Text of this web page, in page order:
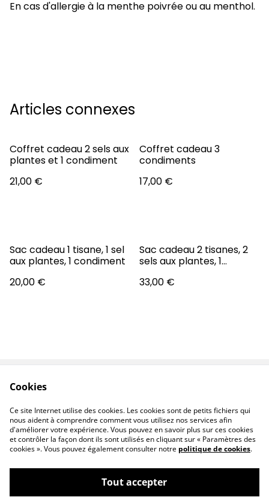
En cas d'allergie à la menthe poivrée ou au menthol.
Articles connexes
Coffret cadeau 2 sels aux
plantes et 1 condiment
21,00 €
Coffret cadeau 3
condiments
17,00 €
Sac cadeau 1 tisane, 1 sel
aux plantes, 1 condiment
20,00 €
Sac cadeau 2 tisanes, 2
sels aux plantes, 1
33,00 €
Contactez-nous
Politique de
confidentialité
Politique de cookies
©2026LES PRINCESSES SAUVAGES
Cookies
Ce site Internet utilise des cookies. Les cookies sont de petits fichiers qui
nous aident à comprendre comment vous utilisez nos services afin
d'améliorer votre expérience. Vous pouvez en savoir plus sur ces cookies
et contrôler la façon dont ils sont utilisés en cliquant sur « Paramètres des
cookies ». Vous pouvez également consulter notre politique de cookies.
Tout accepter